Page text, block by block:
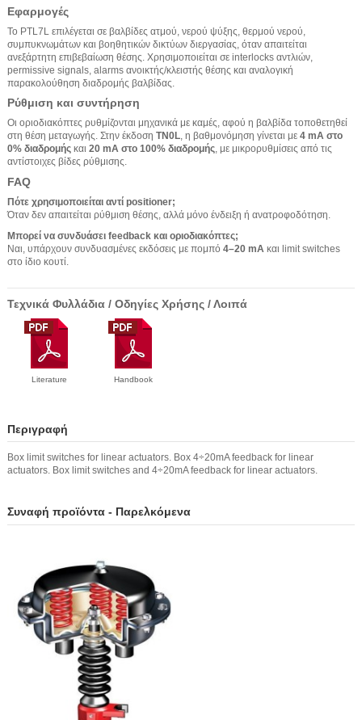
Εφαρμογές
Το PTL7L επιλέγεται σε βαλβίδες ατμού, νερού ψύξης, θερμού νερού,
συμπυκνωμάτων και βοηθητικών δικτύων διεργασίας, όταν απαιτείται
ανεξάρτητη επιβεβαίωση θέσης. Χρησιμοποιείται σε interlocks αντλιών,
permissive signals, alarms ανοικτής/κλειστής θέσης και αναλογική
παρακολούθηση διαδρομής βαλβίδας.
Ρύθμιση και συντήρηση
Οι οριοδιακόπτες ρυθμίζονται μηχανικά με καμές, αφού η βαλβίδα τοποθετηθεί
στη θέση μεταγωγής. Στην έκδοση TN0L, η βαθμονόμηση γίνεται με 4 mA στο
0% διαδρομής και 20 mA στο 100% διαδρομής, με μικρορυθμίσεις από τις
αντίστοιχες βίδες ρύθμισης.
FAQ
Πότε χρησιμοποιείται αντί positioner;
Όταν δεν απαιτείται ρύθμιση θέσης, αλλά μόνο ένδειξη ή ανατροφοδότηση.
Μπορεί να συνδυάσει feedback και οριοδιακόπτες;
Ναι, υπάρχουν συνδυασμένες εκδόσεις με πομπό 4–20 mA και limit switches
στο ίδιο κουτί.
Τεχνικά Φυλλάδια / Οδηγίες Χρήσης / Λοιπά
Literature Handbook
Περιγραφή
Box limit switches for linear actuators. Box 4÷20mA feedback for linear
actuators. Box limit switches and 4÷20mA feedback for linear actuators.
Συναφή προϊόντα - Παρελκόμενα